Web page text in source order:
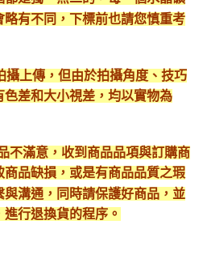
有不同，下標前也請您慎重考
攝上傳，但由於拍攝角度、技巧
差和大小視差，均以實物為
不滿意，收到商品品項與訂購商
品缺損，或是有商品品質之瑕
溝通，同時請保護好商品，並
行退換貨的程序。